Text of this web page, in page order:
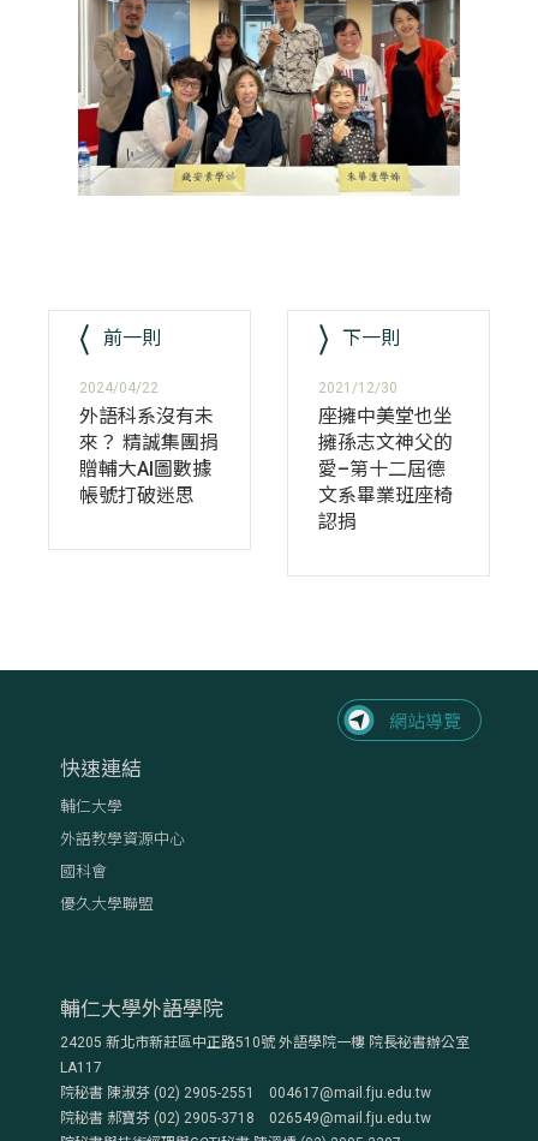
前一則
2024/04/22
外語科系沒有未
來？ 精誠集團捐
贈輔大AI圖數據
帳號打破迷思
下一則
2021/12/30
座擁中美堂也坐
擁孫志文神父的
愛–第十二屆德
文系畢業班座椅
認捐
快速連結
輔仁大學
外語教學資源中心
國科會
優久大學聯盟
輔仁大學外語學院
24205 新北市新莊區中正路510號 外語學院一樓 院長祕書辦公室
LA117
院秘書 陳淑芬 (02) 2905-2551 004617@mail.fju.edu.tw
院秘書 郝寶芬 (02) 2905-3718 026549@mail.fju.edu.tw